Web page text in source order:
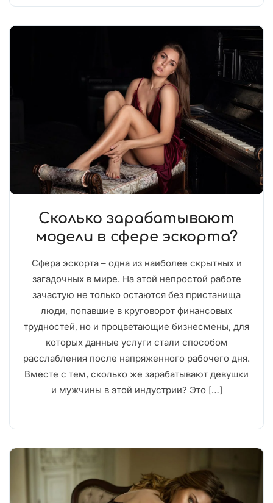
Сколько зарабатывают
модели в сфере эскорта?
Сфера эскорта – одна из наиболее скрытных и
загадочных в мире. На этой непростой работе
зачастую не только остаются без пристанища
люди, попавшие в круговорот финансовых
трудностей, но и процветающие бизнесмены, для
которых данные услуги стали способом
расслабления после напряженного рабочего дня.
Вместе с тем, сколько же зарабатывают девушки
и мужчины в этой индустрии? Это […]